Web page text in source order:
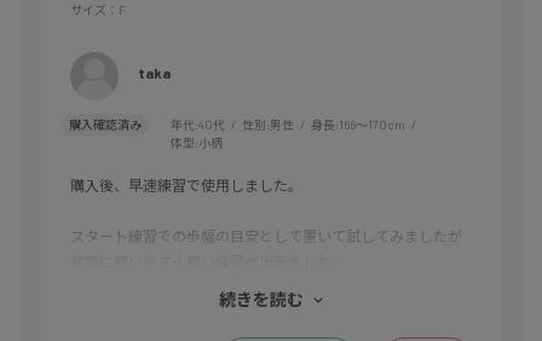
サイズ：F
taka
購入確認済み 年代:40代 性別:男性 身長:166～170cm
体型:小柄
購入後、早速練習で使用しました。
スタート練習での歩幅の目安として置いて試してみましたが
続きを読む